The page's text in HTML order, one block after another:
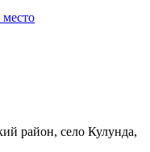
район, село Кулунда,